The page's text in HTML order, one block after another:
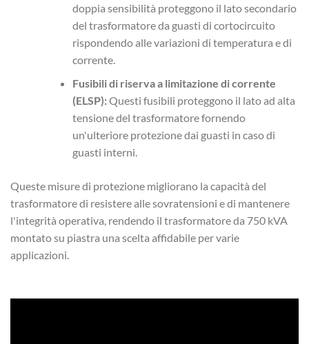
doppia sensibilità proteggono il lato secondario
del trasformatore da guasti di cortocircuito
rispondendo alle variazioni di temperatura e di
corrente.
Fusibili di riserva a limitazione di corrente
(ELSP):Questi fusibili proteggono il lato ad alta
tensione del trasformatore fornendo
un'ulteriore protezione dai guasti in caso di
guasti interni.
Queste misure di protezione migliorano la capacità del
trasformatore di resistere alle sovratensioni e di mantenere
l'integrità operativa, rendendo il trasformatore da 750 kVA
montato su piastra una scelta affidabile per varie
applicazioni.